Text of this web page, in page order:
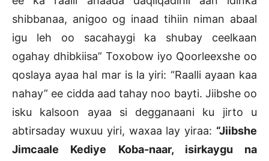
shibbanaa, anigoo og inaad tihiin niman abaal
igu leh oo sacahaygi ka shubay ceelkaan
ogahay dhibkiisa” Toxobow iyo Qoorleexshe oo
qoslaya ayaa hal mar is la yiri: “Raalli ayaan kaa
nahay” ee cidda aad tahay noo bayti. Jiibshe oo
isku kalsoon ayaa si degganaani ku jirto u
abtirsaday wuxuu yiri, waxaa lay yiraa: “Jiibshe
Jimcaale Kediye Koba-naar, isirkaygu na